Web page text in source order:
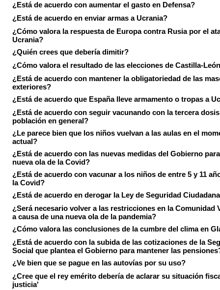
¿Está de acuerdo con aumentar el gasto en Defensa?
¿Está de acuerdo en enviar armas a Ucrania?
¿Cómo valora la respuesta de Europa contra Rusia por el
Ucrania?
¿Quién crees que debería dimitir?
¿Cómo valora el resultado de las elecciones de Castilla-
¿Está de acuerdo con mantener la obligatoriedad de las
exteriores?
¿Está de acuerdo que España lleve armamento o tropas a
¿Está de acuerdo con seguir vacunando con la tercera
población en general?
¿Le parece bien que los niños vuelvan a las aulas en el
actual?
¿Está de acuerdo con las nuevas medidas del Gobierno
nueva ola de la Covid?
¿Está de acuerdo con vacunar a los niños de entre 5 y 11
la Covid?
¿Está de acuerdo en derogar la Ley de Seguridad
¿Será necesario volver a las restricciones en la Comunidad
a causa de una nueva ola de la pandemia?
¿Cómo valora las conclusiones de la cumbre del clima en
¿Está de acuerdo con la subida de las cotizaciones de la
Social que plantea el Gobierno para mantener las
¿Ve bien que se pague en las autovías por su uso?
¿Cree que el rey emérito debería de aclarar su situación
justicia'